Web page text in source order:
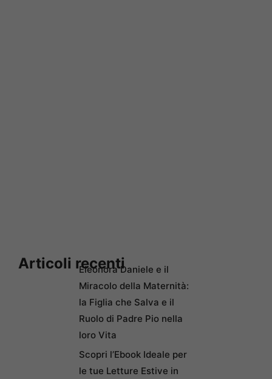
Articoli recentiEleonora Daniele e il
Miracolo della Maternità:
la Figlia che Salva e il
Ruolo di Padre Pio nella
loro Vita
Scopri l’Ebook Ideale per
le tue Letture Estive in